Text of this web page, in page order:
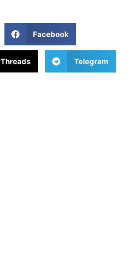
Facebook
Threads Telegram